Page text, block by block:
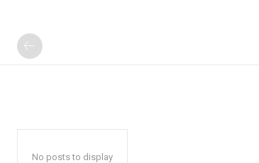
No posts to display